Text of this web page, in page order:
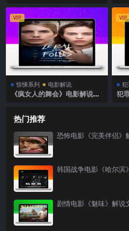
VIP
惊悚系列 电影解说
《疯女人的舞会》电影解说文
VIP
犯
热门推荐
恐怖电影《完美伴侣》
韩国战争电影《哈尔滨
剧情电影《魅味》解说